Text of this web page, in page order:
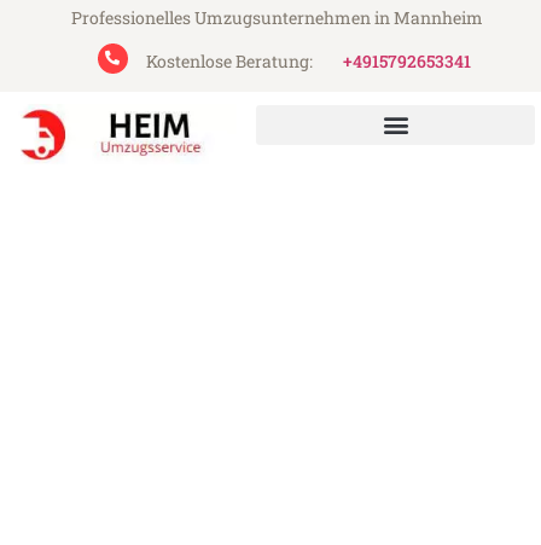
Professionelles Umzugsunternehmen in Mannheim
Kostenlose Beratung:
+4915792653341